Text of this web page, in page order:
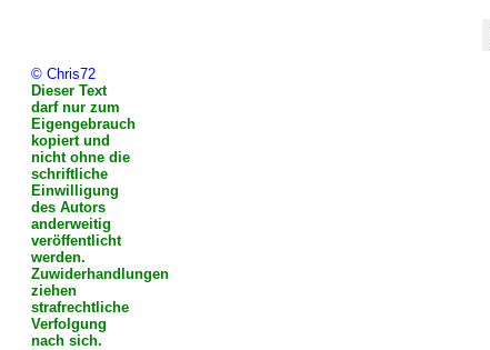
© Chris72
Dieser Text
darf nur zum
Eigengebrauch
kopiert und
nicht ohne die
schriftliche
Einwilligung
des Autors
anderweitig
veröffentlicht
werden.
Zuwiderhandlungen
ziehen
strafrechtliche
Verfolgung
nach sich.